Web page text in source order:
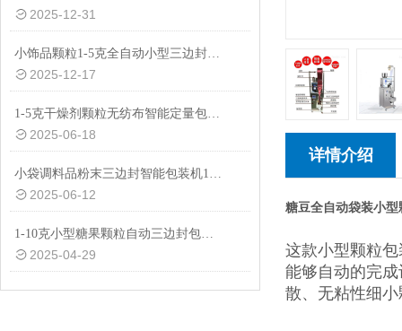
2025-12-31
小饰品颗粒1-5克全自动小型三边封智能包装机批发
2025-12-17
1-5克干燥剂颗粒无纺布智能定量包装机价格
2025-06-18
小袋调料品粉末三边封智能包装机1-50克
2025-06-12
1-10克小型糖果颗粒自动三边封包装机品牌
2025-04-29
详情介绍
糖豆全自动袋装小
这款小型颗粒
能够自动的完
散、无粘性细